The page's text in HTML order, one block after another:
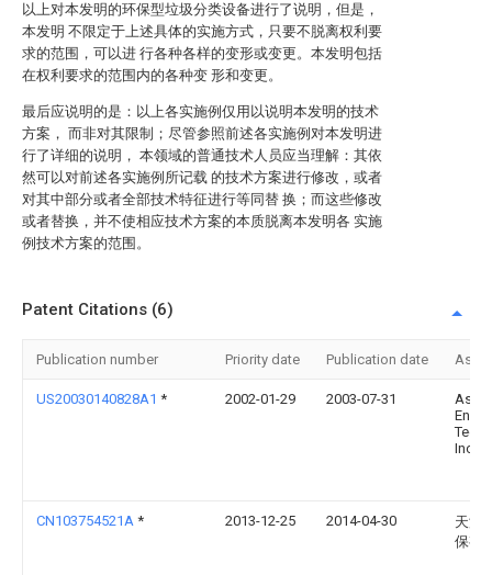
以上对本发明的环保型垃圾分类设备进行了说明，但是，
本发明 不限定于上述具体的实施方式，只要不脱离权利要
求的范围，可以进 行各种各样的变形或变更。本发明包括
在权利要求的范围内的各种变 形和变更。
最后应说明的是：以上各实施例仅用以说明本发明的技术
方案， 而非对其限制；尽管参照前述各实施例对本发明进
行了详细的说明， 本领域的普通技术人员应当理解：其依
然可以对前述各实施例所记载 的技术方案进行修改，或者
对其中部分或者全部技术特征进行等同替 换；而这些修改
或者替换，并不使相应技术方案的本质脱离本发明各 实施
例技术方案的范围。
Patent Citations (6)
Publication number Priority date Publication date
US20030140828A1 * 2002-01-29 2003-07-31
Asia
Inc.
CN103754521A * 2013-12-25 2014-04-30
天津
保有